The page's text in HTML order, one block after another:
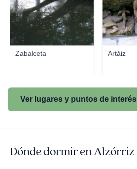
Zabalceta Artáiz
Ver lugares y puntos de interés
Dónde dormir en Alzórriz